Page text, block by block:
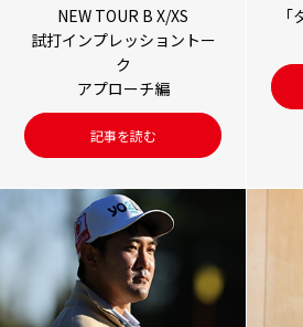
NEW TOUR B X/XS
試打インプレッショントー
ク
アプローチ編
記事を読む